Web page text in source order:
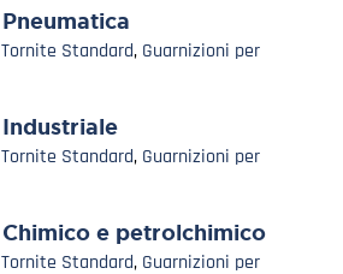
Pneumatica
Standard, Guarnizioni per
Industriale
Standard, Guarnizioni per
Chimico e petrolchimico
Standard, Guarnizioni per